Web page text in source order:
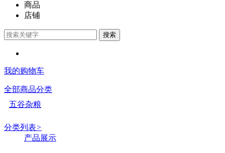
商品
店铺
搜索
我的购物车
全部商品分类
五谷杂粮
分类列表>
产品展示